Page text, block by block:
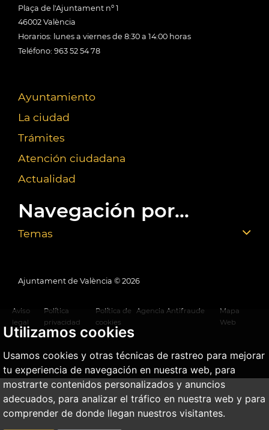
Utilizamos cookies
Usamos cookies y otras técnicas de rastreo para mejorar
tu experiencia de navegación en nuestra web, para
mostrarte contenidos personalizados y anuncios
adecuados, para analizar el tráfico en nuestra web y para
comprender de donde llegan nuestros visitantes.
Plaça de l'Ajuntament nº 1
46002 València
Horarios: lunes a viernes de 8:30 a 14:00 horas
Teléfono: 963 52 54 78
Ayuntamiento
La ciudad
Trámites
Atención ciudadana
Actualidad
Navegación por...
Temas
Ajuntament de València © 2026
Aviso
legal
Política
privacidad
Política de
cookies
Agencia Antifraude
Mapa
Web